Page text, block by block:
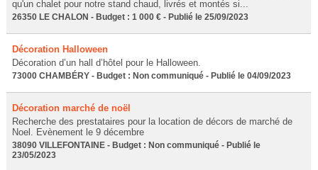
qu'un chalet pour notre stand chaud, livrés et montés si...
26350 LE CHALON - Budget : 1 000 € - Publié le 25/09/2023
Décoration Halloween
Décoration d’un hall d’hôtel pour le Halloween.
73000 CHAMBÉRY - Budget : Non communiqué - Publié le 04/09/2023
Décoration marché de noël
Recherche des prestataires pour la location de décors de marché de
Noel. Evènement le 9 décembre
38090 VILLEFONTAINE - Budget : Non communiqué - Publié le
23/05/2023